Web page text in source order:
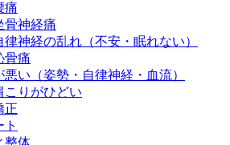
痛
骨神経痛
神経の乱れ（不安・眠れない）
骨痛
い（姿勢・自律神経・血流）
こりがひどい
正
整体